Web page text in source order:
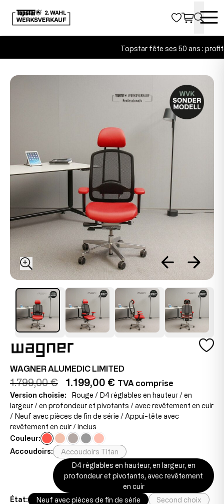
Topstar fête ses 50 ans :
WAGNER ALUMEDIC LIMITED
1.799,00 € 1.199,00 € TVA comprise
Version choisie:
Rouge / D4 réglables en hauteur / en
largeur / en profondeur et pivotants / avec revêtement en cuir
/ Neuf avec pièces de fin de série / Appui-tête avec
revêtement en cuir / inclus
Couleur:
Accoudoirs:
Accoudoirs Titan
D4 réglables en hauteur, en largeur, en
profondeur et pivotants, avec revêtement
en cuir
État:
Neuf avec pièces de fin de série
Second choix